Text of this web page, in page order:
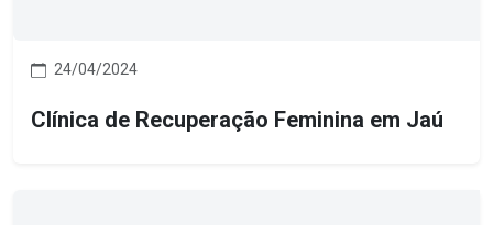
24/04/2024
Clínica de Recuperação Feminina em Jaú